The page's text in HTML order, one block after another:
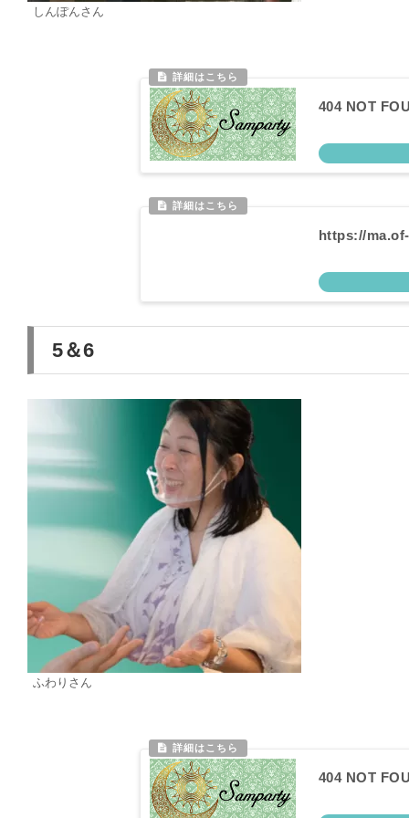
しんぽんさん
404 NOT
https://
5＆6
ふわりさん
404 NOT